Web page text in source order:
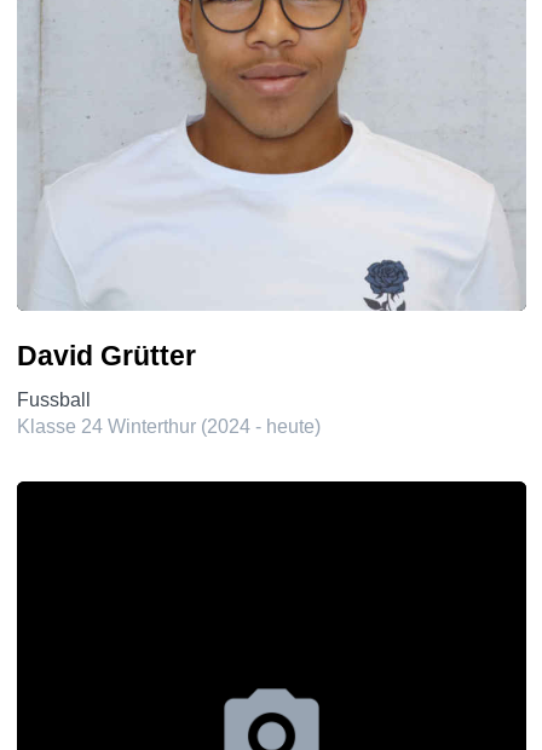
David Grütter
Fussball
Klasse 24 Winterthur (2024 - heute)